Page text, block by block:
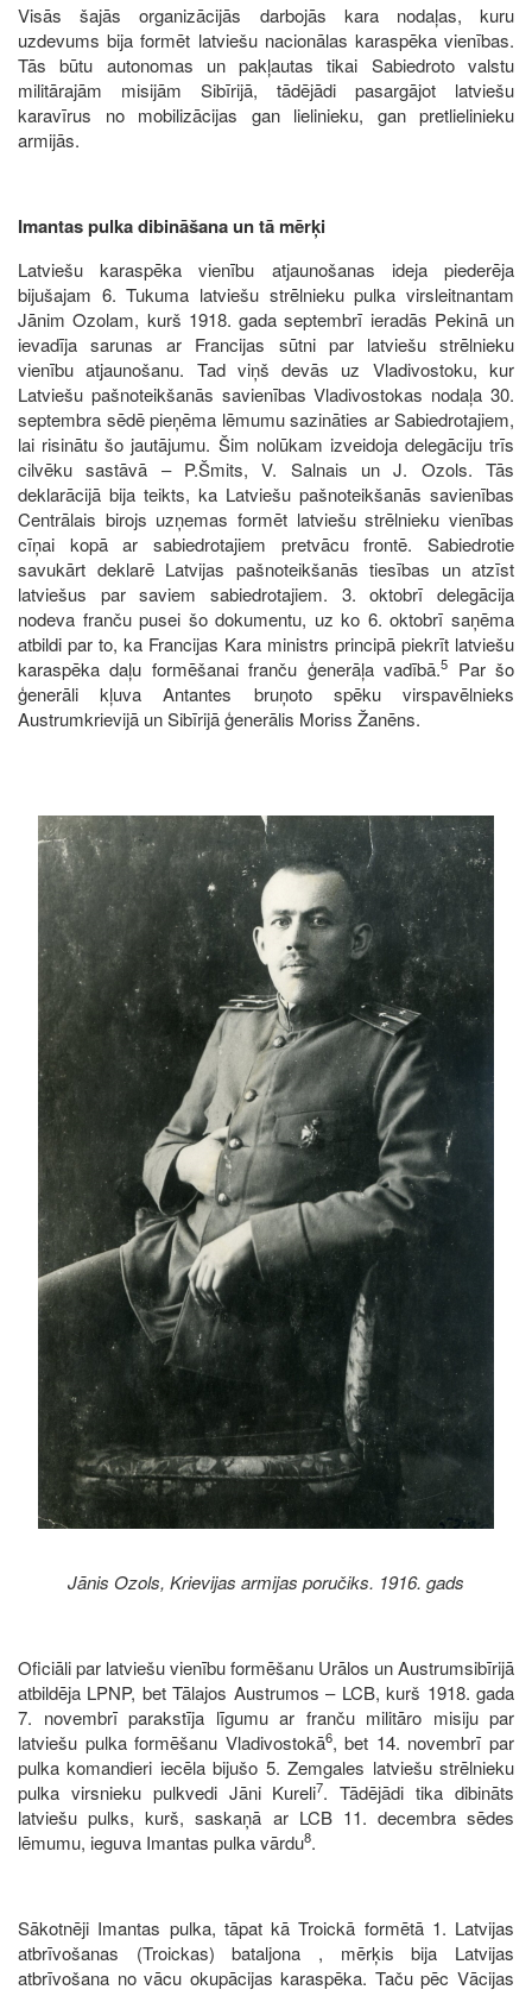
Visās šajās organizācijās darbojās kara nodaļas, kuru
uzdevums bija formēt latviešu nacionālas karaspēka vienības.
Tās būtu autonomas un pakļautas tikai Sabiedroto valstu
militārajām misijām Sibīrijā, tādējādi pasargājot latviešu
karavīrus no mobilizācijas gan lielinieku, gan pretlielinieku
armijās.
Imantas pulka dibināšana un tā mērķi
Latviešu karaspēka vienību atjaunošanas ideja piederēja
bijušajam 6. Tukuma latviešu strēlnieku pulka virsleitnantam
Jānim Ozolam, kurš 1918. gada septembrī ieradās Pekinā un
ievadīja sarunas ar Francijas sūtni par latviešu strēlnieku
vienību atjaunošanu. Tad viņš devās uz Vladivostoku, kur
Latviešu pašnoteikšanās savienības Vladivostokas nodaļa 30.
septembra sēdē pieņēma lēmumu sazināties ar Sabiedrotajiem,
lai risinātu šo jautājumu. Šim nolūkam izveidoja delegāciju trīs
cilvēku sastāvā – P.Šmits, V. Salnais un J. Ozols. Tās
deklarācijā bija teikts, ka Latviešu pašnoteikšanās savienības
Centrālais birojs uzņemas formēt latviešu strēlnieku vienības
cīņai kopā ar sabiedrotajiem pretvācu frontē. Sabiedrotie
savukārt deklarē Latvijas pašnoteikšanās tiesības un atzīst
latviešus par saviem sabiedrotajiem. 3. oktobrī delegācija
nodeva franču pusei šo dokumentu, uz ko 6. oktobrī saņēma
atbildi par to, ka Francijas Kara ministrs principā piekrīt latviešu
karaspēka daļu formēšanai franču ģenerāļa vadībā.5
Par šo
ģenerāli kļuva Antantes bruņoto spēku virspavēlnieks
Austrumkrievijā un Sibīrijā ģenerālis Moriss Žanēns.
Image
Jānis Ozols, Krievijas armijas poručiks. 1916. gads
Oficiāli par latviešu vienību formēšanu Urālos un Austrumsibīrijā
atbildēja LPNP, bet Tālajos Austrumos – LCB, kurš 1918. gada
7. novembrī parakstīja līgumu ar franču militāro misiju par
latviešu pulka formēšanu Vladivostokā6, bet 14. novembrī par
pulka komandieri iecēla bijušo 5. Zemgales latviešu strēlnieku
pulka virsnieku pulkvedi Jāni Kureli7. Tādējādi tika dibināts
latviešu pulks, kurš, saskaņā ar LCB 11. decembra sēdes
lēmumu, ieguva Imantas pulka vārdu8.
Sākotnēji Imantas pulka, tāpat kā Troickā formētā 1. Latvijas
atbrīvošanas (Troickas) bataljona , mērķis bija Latvijas
atbrīvošana no vācu okupācijas karaspēka. Taču pēc Vācijas